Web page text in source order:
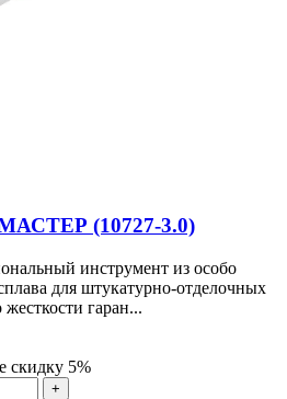
(10727-3.0)
инструмент из особо
для штукатурно-отделочных
гаран...
скидку 5%
+